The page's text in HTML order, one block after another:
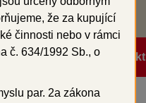
podmínky Kontakt
že za kupující
činnosti nebo v rámci
č. 634/1992 Sb., o
par. 2a zákona